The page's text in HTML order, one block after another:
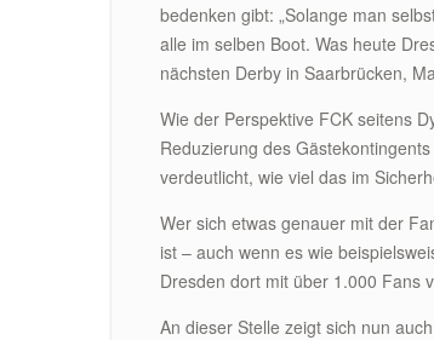
bedenken gibt: „Solange man
alle im selben Boot. Was heute
nächsten Derby in Saarbrücken,
Wie der Perspektive FCK seitens
Reduzierung des
verdeutlicht, wie viel das im
Wer sich etwas genauer mit der
ist – auch wenn es wie
Dresden dort mit über 1.000 Fans
An dieser Stelle zeigt sich nun